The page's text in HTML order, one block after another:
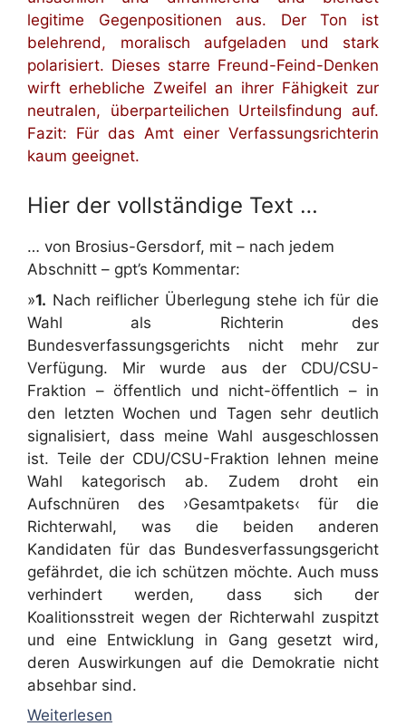
legitime Gegenpositionen aus. Der Ton ist
belehrend, moralisch aufgeladen und stark
polarisiert. Dieses starre Freund-Feind-Denken
wirft erhebliche Zweifel an ihrer Fähigkeit zur
neutralen, überparteilichen Urteilsfindung auf.
Fazit: Für das Amt einer Verfassungsrichterin
kaum geeignet.
Hier der vollständige Text …
… von Brosius-Gersdorf, mit – nach jedem
Abschnitt – gpt’s Kommentar:
»1. Nach reiflicher Überlegung stehe ich für die
Wahl als Richterin des
Bundesverfassungsgerichts nicht mehr zur
Verfügung. Mir wurde aus der CDU/CSU-
Fraktion – öffentlich und nicht-öffentlich – in
den letzten Wochen und Tagen sehr deutlich
signalisiert, dass meine Wahl ausgeschlossen
ist. Teile der CDU/CSU-Fraktion lehnen meine
Wahl kategorisch ab. Zudem droht ein
Aufschnüren des ›Gesamtpakets‹ für die
Richterwahl, was die beiden anderen
Kandidaten für das Bundesverfassungsgericht
gefährdet, die ich schützen möchte. Auch muss
verhindert werden, dass sich der
Koalitionsstreit wegen der Richterwahl zuspitzt
und eine Entwicklung in Gang gesetzt wird,
deren Auswirkungen auf die Demokratie nicht
absehbar sind.
Weiterlesen